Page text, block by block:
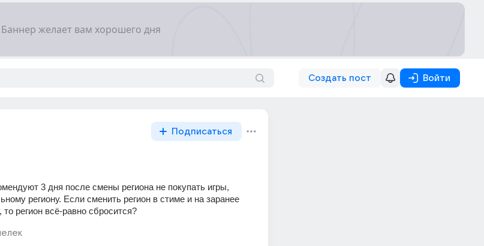
Создать пост Войти
Подписаться
3 дня после смены региона не покупать игры,
региону. Если сменить регион в стиме и на заранее
регион всё-равно сбросится?